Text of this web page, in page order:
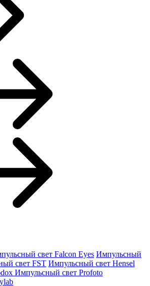
свет Falcon Eyes Импульсный
свет FST Импульсный свет Hensel
Импульсный свет Profoto